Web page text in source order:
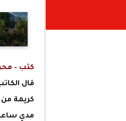
كتب –
قال
كريمة من
مدي ساعة